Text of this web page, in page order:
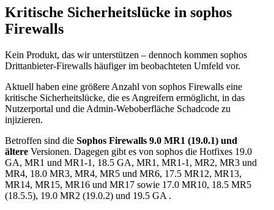
Kritische Sicherheitslücke in sophos
Firewalls
Kein Produkt, das wir unterstützen – dennoch kommen sophos
Drittanbieter-Firewalls häufiger im beobachteten Umfeld vor.
Aktuell haben eine größere Anzahl von sophos Firewalls eine
kritische Sicherheitslücke, die es Angreifern ermöglicht, in das
Nutzerportal und die Admin-Weboberfläche Schadcode zu
injizieren.
Betroffen sind die Sophos Firewalls 9.0 MR1 (19.0.1) und
ältere Versionen. Dagegen gibt es von sophos die Hotfixes 19.0
GA, MR1 und MR1-1, 18.5 GA, MR1, MR1-1, MR2, MR3 und
MR4, 18.0 MR3, MR4, MR5 und MR6, 17.5 MR12, MR13,
MR14, MR15, MR16 und MR17 sowie 17.0 MR10, 18.5 MR5
(18.5.5), 19.0 MR2 (19.0.2) und 19.5 GA .